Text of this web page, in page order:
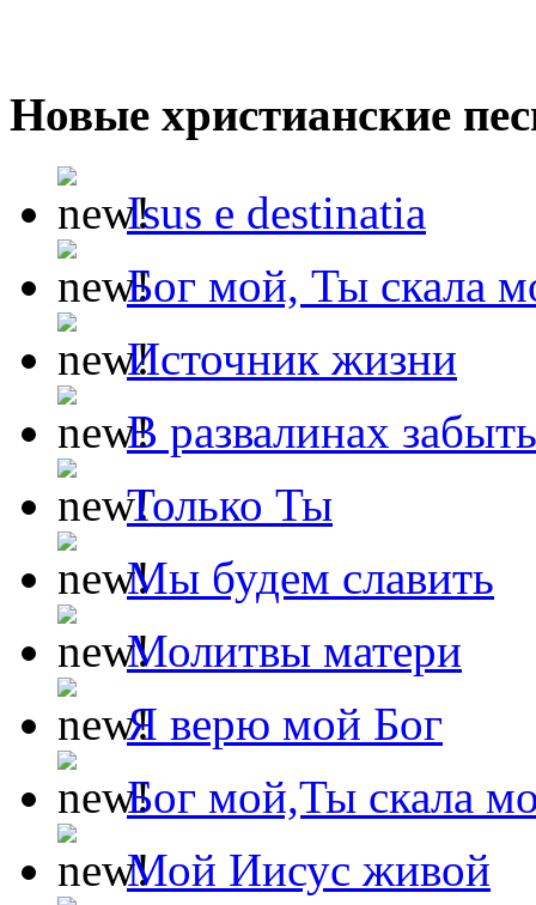
Новые христианские
Isus e destinatia
Бог мой, Ты скала
Источник жизни
В развалинах
Только Ты
Мы будем славить
Молитвы матери
Я верю мой Бог
Бог мой,Ты скала
Мой Иисус живой